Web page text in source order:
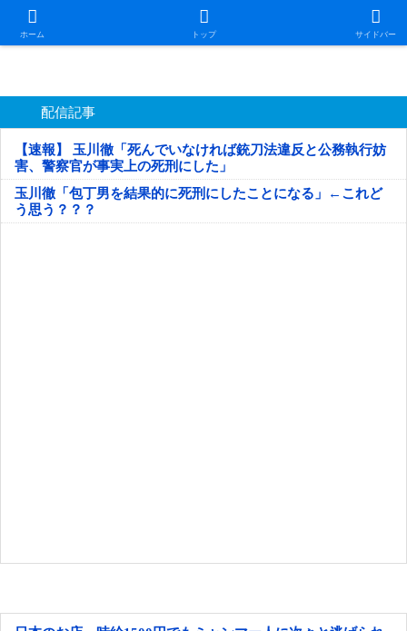
ホーム トップ サイドバー
日本第一！ニュース録
配信記事
【速報】 玉川徹「死んでいなければ銃刀法違反と公務執行妨
害、警察官が事実上の死刑にした」
玉川徹「包丁男を結果的に死刑にしたことになる」←これど
う思う？？？